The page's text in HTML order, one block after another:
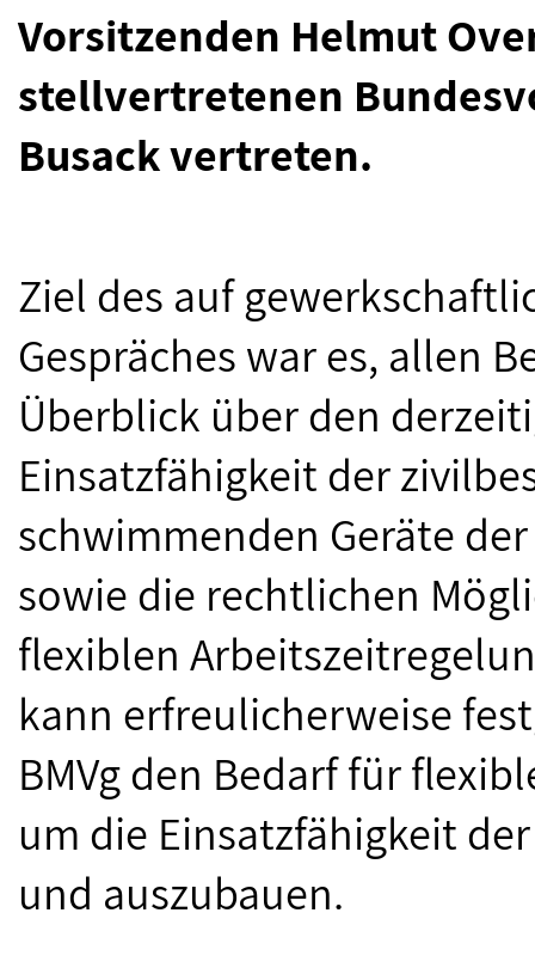
Vorsitzenden Helmut
stellvertretenen
Busack vertreten.
Ziel des auf
Gespräches war es, allen
Überblick über den
Einsatzfähigkeit der
schwimmenden Geräte
sowie die rechtlichen
flexiblen
kann erfreulicherweise
BMVg den Bedarf für
um die Einsatzfähigkeit
und auszubauen.